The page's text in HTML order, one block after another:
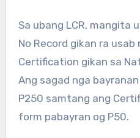
Sa ubang LCR, mangita
No Record gikan ra
Certification gikan sa
Ang sagad nga
P250 samtang ang
form pabayran og P50.